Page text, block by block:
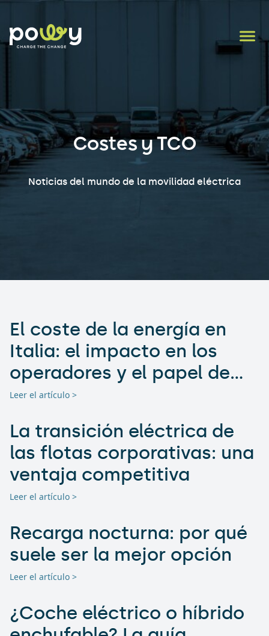
Costes y TCO
Noticias del mundo de la movilidad eléctrica
El coste de la energía en
Italia: el impacto en los
operadores y el papel de
las energías renovables
Leer el artículo >
La transición eléctrica de
las flotas corporativas: una
ventaja competitiva
Leer el artículo >
Recarga nocturna: por qué
suele ser la mejor opción
Leer el artículo >
¿Coche eléctrico o híbrido